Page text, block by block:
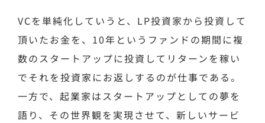
VCを単純化していうと、LP投資家から投資して
頂いたお金を、10年というファンドの期間に複
数のスタートアップに投資してリターンを稼い
でそれを投資家にお返しするのが仕事である。
一方で、起業家はスタートアップとしての夢を
語り、その世界観を実現させて、新しいサービ